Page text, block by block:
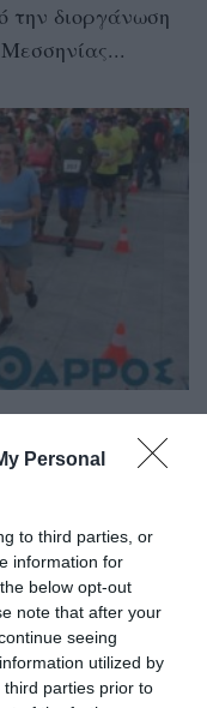
Personal
to third parties, or
information for
below opt-out
note that after your
seeing
utilized by
parties prior to
διοργάνωση
για
που θα
Υγείας
Η...